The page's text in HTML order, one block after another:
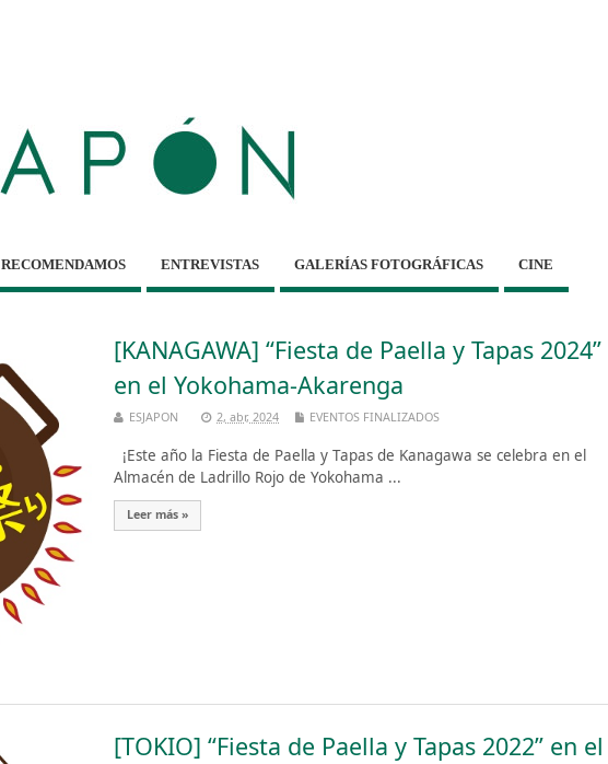
RECOMENDAMOS ENTREVISTAS GALERÍAS FOTOGRÁFICAS CINE
[KANAGAWA] “Fiesta de Paella y Tapas 2024”
en el Yokohama-Akarenga
ESJAPON 2, abr, 2024 EVENTOS FINALIZADOS
¡Este año la Fiesta de Paella y Tapas de Kanagawa se celebra en el
Almacén de Ladrillo Rojo de Yokohama ...
Leer más »
[TOKIO] “Fiesta de Paella y Tapas 2022” en el